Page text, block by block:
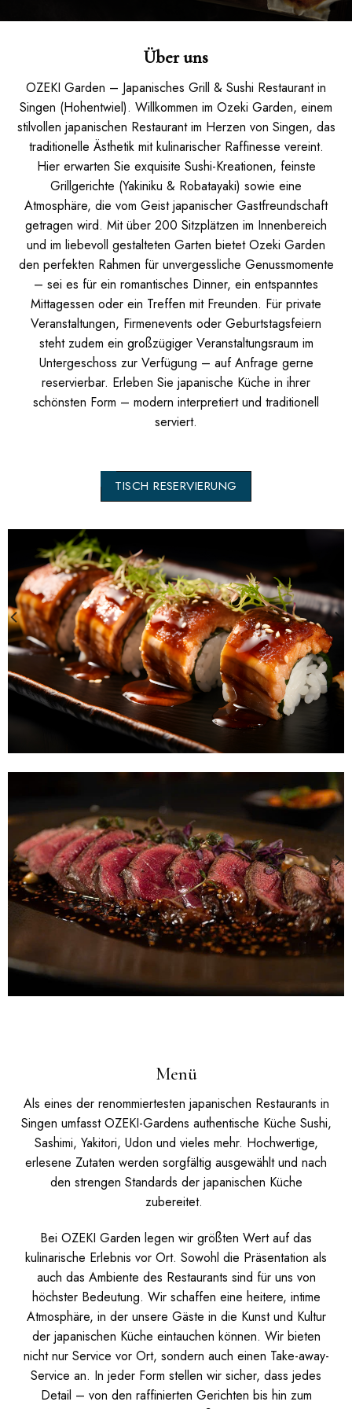
Über uns
OZEKI Garden – Japanisches Grill & Sushi Restaurant in
Singen (Hohentwiel). Willkommen im Ozeki Garden, einem
stilvollen japanischen Restaurant im Herzen von Singen, das
traditionelle Ästhetik mit kulinarischer Raffinesse vereint.
Hier erwarten Sie exquisite Sushi-Kreationen, feinste
Grillgerichte (Yakiniku & Robatayaki) sowie eine
Atmosphäre, die vom Geist japanischer Gastfreundschaft
getragen wird. Mit über 200 Sitzplätzen im Innenbereich
und im liebevoll gestalteten Garten bietet Ozeki Garden
den perfekten Rahmen für unvergessliche Genussmomente
– sei es für ein romantisches Dinner, ein entspanntes
Mittagessen oder ein Treffen mit Freunden. Für private
Veranstaltungen, Firmenevents oder Geburtstagsfeiern
steht zudem ein großzügiger Veranstaltungsraum im
Untergeschoss zur Verfügung – auf Anfrage gerne
reservierbar. Erleben Sie japanische Küche in ihrer
schönsten Form – modern interpretiert und traditionell
serviert.
TISCH RESERVIERUNG
Menü
Als eines der renommiertesten japanischen Restaurants in
Singen umfasst OZEKI-Gardens authentische Küche Sushi,
Sashimi, Yakitori, Udon und vieles mehr. Hochwertige,
erlesene Zutaten werden sorgfältig ausgewählt und nach
den strengen Standards der japanischen Küche
zubereitet.
Bei OZEKI Garden legen wir größten Wert auf das
kulinarische Erlebnis vor Ort. Sowohl die Präsentation als
auch das Ambiente des Restaurants sind für uns von
höchster Bedeutung. Wir schaffen eine heitere, intime
Atmosphäre, in der unsere Gäste in die Kunst und Kultur
der japanischen Küche eintauchen können. Wir bieten
nicht nur Service vor Ort, sondern auch einen Take-away-
Service an. In jeder Form stellen wir sicher, dass jedes
Detail – von den raffinierten Gerichten bis hin zum